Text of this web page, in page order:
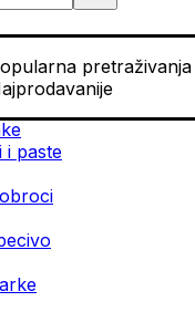
pretraživanja
plodovi
i paste